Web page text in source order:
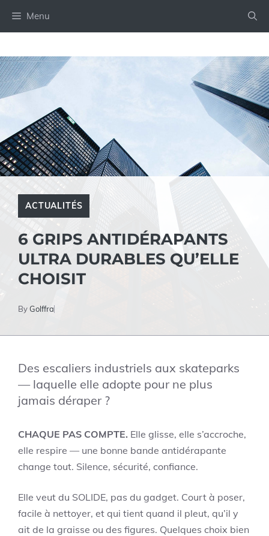
Menu
ACTUALITÉS
6 GRIPS ANTIDÉRAPANTS
ULTRA DURABLES QU’ELLE
CHOISIT
ByGolffra
Des escaliers industriels aux skateparks
— laquelle elle adopte pour ne plus
jamais déraper ?
CHAQUE PAS COMPTE. Elle glisse, elle s’accroche,
elle respire — une bonne bande antidérapante
change tout. Silence, sécurité, confiance.
Elle veut du SOLIDE, pas du gadget. Court à poser,
facile à nettoyer, et qui tient quand il pleut, qu’il y
ait de la graisse ou des figures. Quelques choix bien